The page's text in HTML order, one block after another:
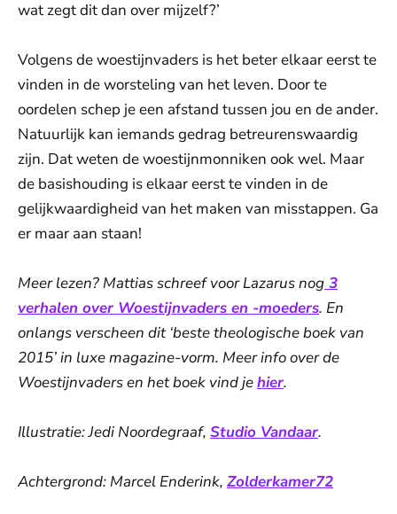
wat zegt dit dan over mijzelf?’
Volgens de woestijnvaders is het beter elkaar eerst te
vinden in de worsteling van het leven. Door te
oordelen schep je een afstand tussen jou en de ander.
Natuurlijk kan iemands gedrag betreurenswaardig
zijn. Dat weten de woestijnmonniken ook wel. Maar
de basishouding is elkaar eerst te vinden in de
gelijkwaardigheid van het maken van misstappen. Ga
er maar aan staan!
Meer lezen? Mattias schreef voor Lazarus nog 3
verhalen over Woestijnvaders en -moeders. En
onlangs verscheen dit ‘beste theologische boek van
2015’ in luxe magazine-vorm. Meer info over de
Woestijnvaders en het boek vind jehier.
Illustratie: Jedi Noordegraaf, Studio Vandaar.
Achtergrond: Marcel Enderink, Zolderkamer72